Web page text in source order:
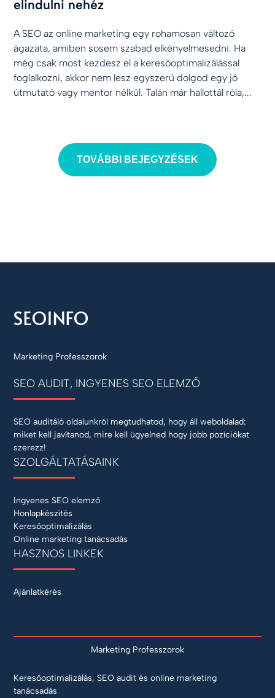
elindulni nehéz
A SEO az online marketing egy rohamosan változó
ágazata, amiben sosem szabad elkényelmesedni. Ha
még csak most kezdesz el a keresőoptimalizálással
foglalkozni, akkor nem lesz egyszerű dolgod egy jó
útmutató vagy mentor nélkül. Talán már hallottál róla,...
TOVÁBBI BEJEGYZÉSEK
Marketing Professzorok
SEO AUDIT, INGYENES SEO ELEMZŐ
SEO auditáló oldalunkról megtudhatod, hogy áll weboldalad:
miket kell javítanod, mire kell ügyelned hogy jobb pozíciókat
szerezz!
SZOLGÁLTATÁSAINK
Ingyenes SEO elemző
Honlapkészítés
Keresőoptimalizálás
Online marketing tanácsadás
HASZNOS LINKEK
Ajánlatkérés
Marketing Professzorok
Keresőoptimalizálás, SEO audit és online marketing
tanácsadás